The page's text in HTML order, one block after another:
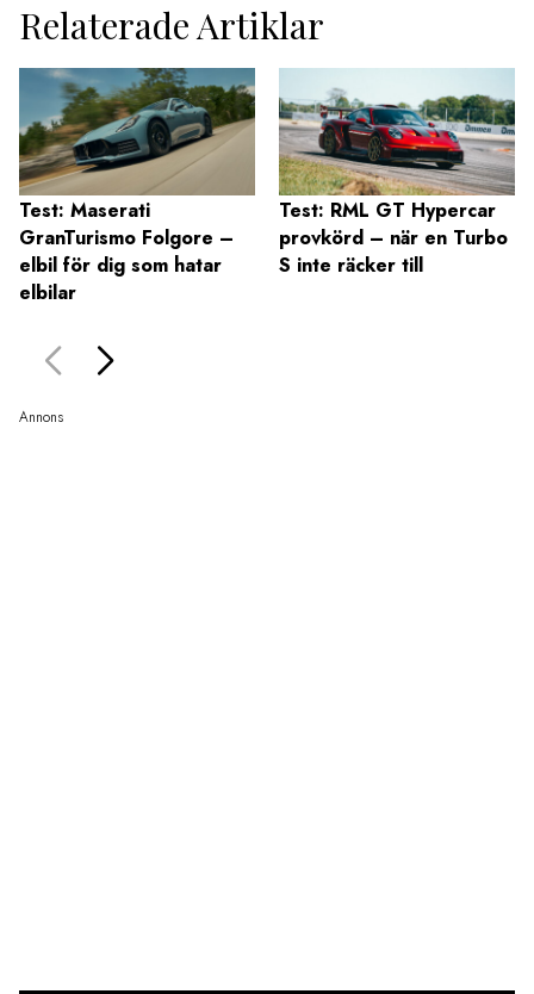
Relaterade Artiklar
Test: Maserati
GranTurismo Folgore –
elbil för dig som hatar
elbilar
Test: RML GT Hypercar
provkörd – när en Turbo
S inte räcker till
Annons